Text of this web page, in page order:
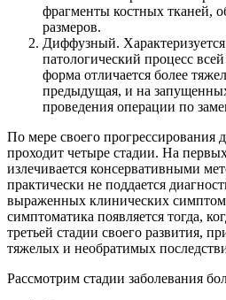
фрагменты костных тканей,
размеров.
Диффузный.
патологический процесс
форма отличается более
предыдущая, и на
проведения операции по
По мере своего прогрессирования
проходит четыре стадии. На
излечивается консервативными
практически не поддается
выраженных клинических
симптоматика появляется тогда,
третьей стадии своего развития,
тяжелых и необратимых
Рассмотрим стадии заболевания